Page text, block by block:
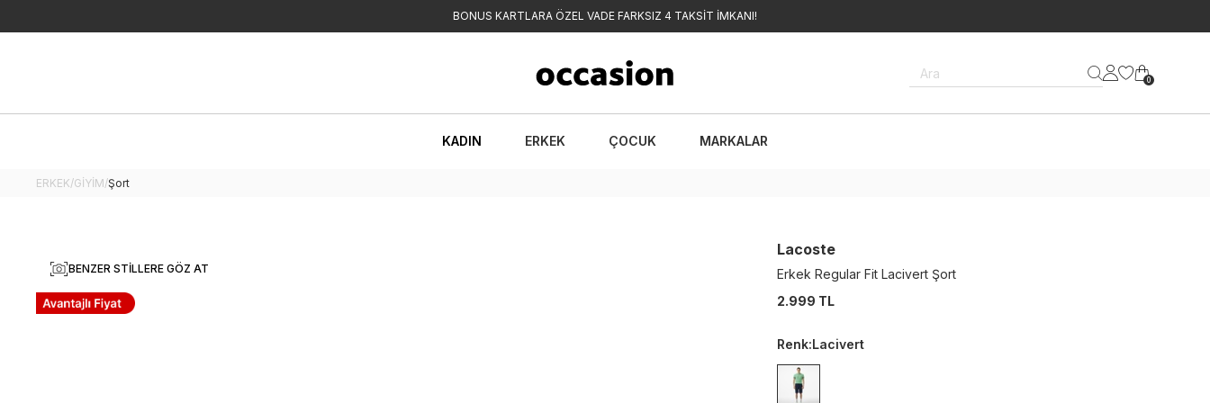
BONUS KARTLARA ÖZEL VADE FARKSIZ 4 TAKSİT İMKANI!
Ara 0
KADIN ERKEK ÇOCUK MARKALAR
ERKEK/GİYİM/Şort
BENZER STILLERE GÖZ AT
Lacoste
Erkek Regular Fit Lacivert Şort
2.999 TL
Renk:Lacivert